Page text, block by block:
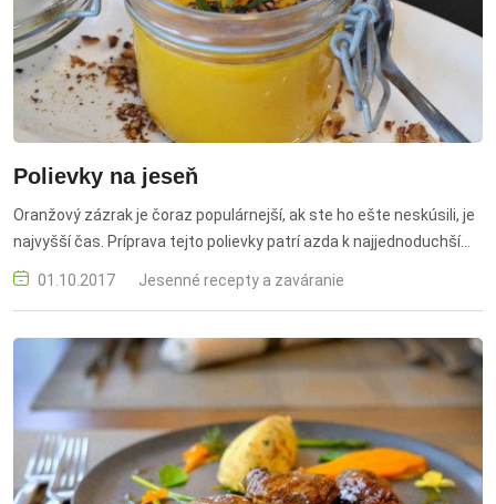
Polievky na jeseň
Oranžový zázrak je čoraz populárnejší, ak ste ho ešte neskúsili, je
najvyšší čas. Príprava tejto polievky patrí azda k najjednoduchším.
jesenné polievky, sezónne recepty, tekvica, zelenina, výživné jedlá
01.10.2017 Jesenné recepty a zaváranie